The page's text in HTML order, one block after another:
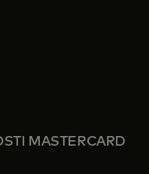
MASTERCARD